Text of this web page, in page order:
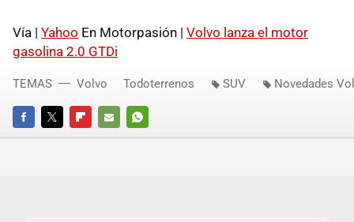
Vía | Yahoo En Motorpasión | Volvo lanza el motor
gasolina 2.0 GTDi
FACEBOOKTWITTERFLIPBOARD
E-
WHATSAPP
TEMAS Volvo Todoterrenos SUV Novedades